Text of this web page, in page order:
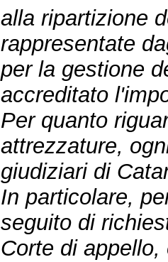
alla ripartizione
rappresentate
per la gestione
accreditato
Per quanto
attrezzature,
giudiziari di
In particolare,
seguito di
Corte di